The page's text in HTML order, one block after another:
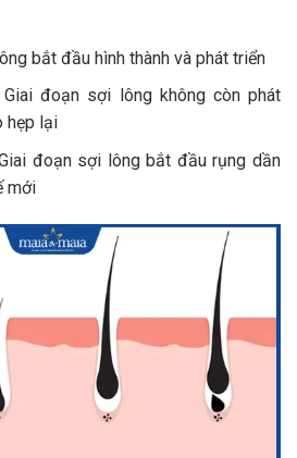
bắt đầu hình thành và phát triển
Giai đoạn sợi lông không còn phát
hẹp lại
đoạn sợi lông bắt đầu rụng dần
mới